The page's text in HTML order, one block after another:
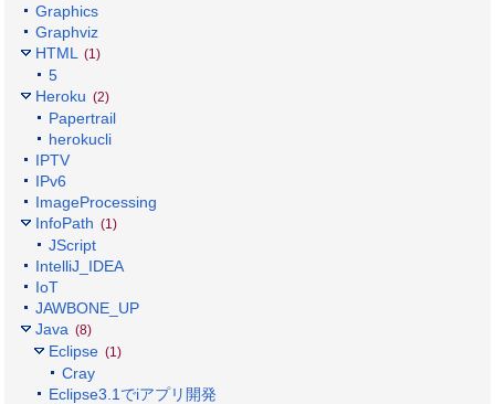
Graphics
Graphviz
HTML
(1)
5
Heroku (2)
Papertrail
herokucli
IPTV
IPv6
ImageProcessing
InfoPath (1)
JScript
IntelliJ_IDEA
IoT
JAWBONE_UP
Java (8)
Eclipse (1)
Cray
Eclipse3.1でiアプリ開発